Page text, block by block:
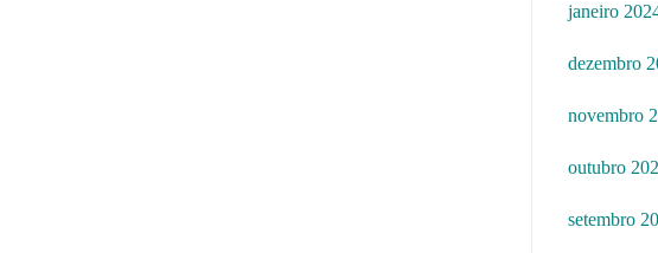
janeiro
dezembro
novembro
outubro
setembro